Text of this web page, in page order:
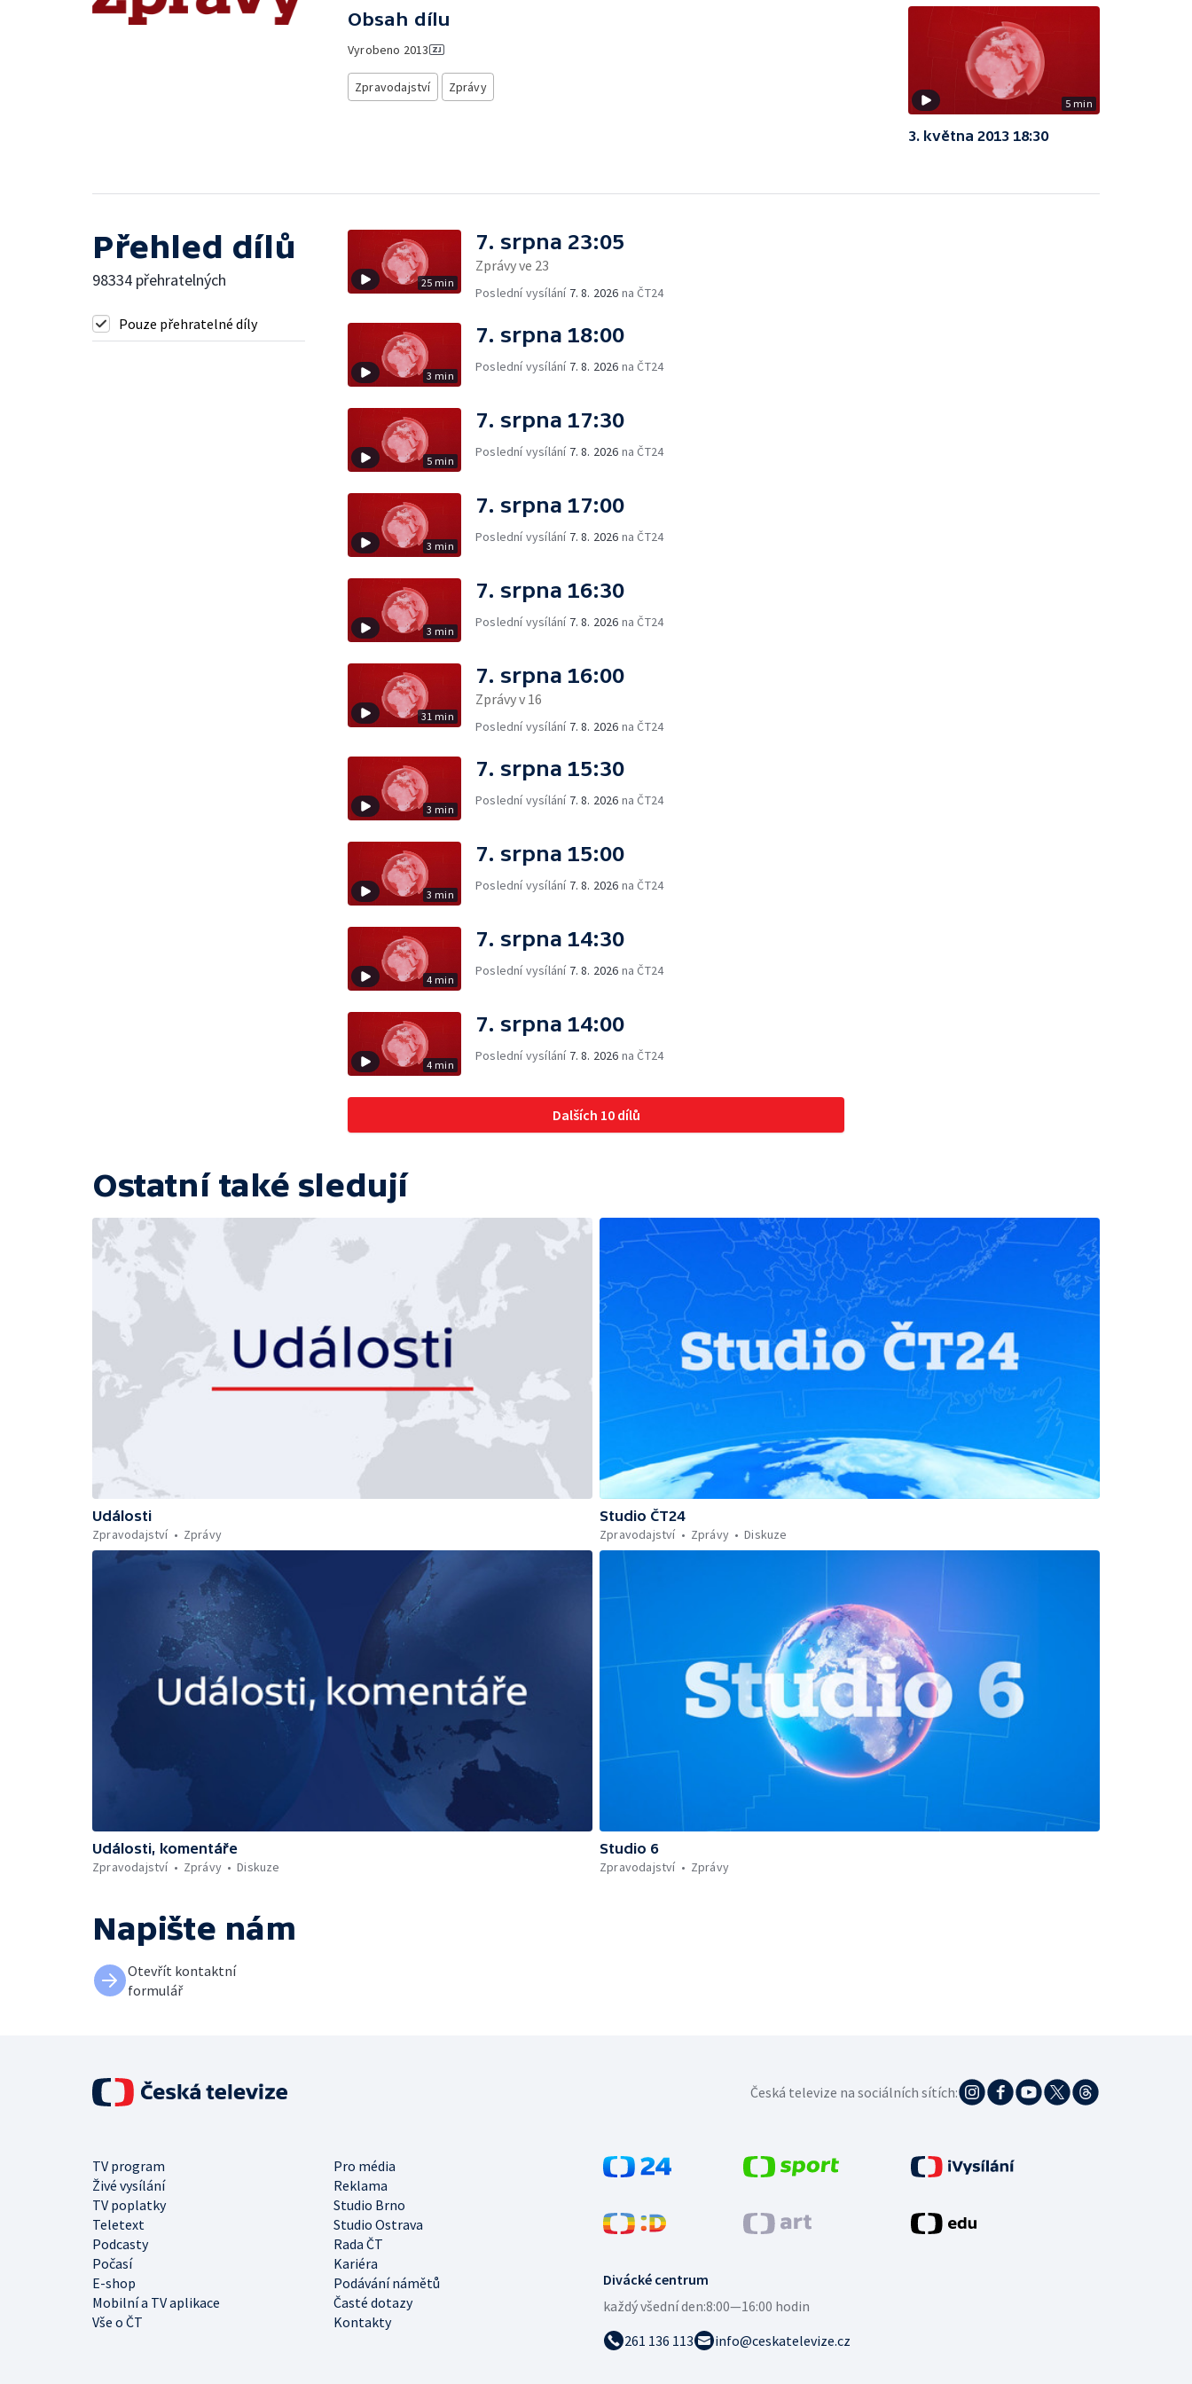
Obsah dílu
Vyrobeno 2013
Zpravodajství Zprávy
5 min
3. května 2013 18:30
Přehled dílů
98334 přehratelných
Pouze přehratelné díly
25 min
7. srpna 23:05
Zprávy ve 23
Poslední vysílání 7. 8. 2026 na ČT24
3 min
7. srpna 18:00
Poslední vysílání 7. 8. 2026 na ČT24
5 min
7. srpna 17:30
Poslední vysílání 7. 8. 2026 na ČT24
3 min
7. srpna 17:00
Poslední vysílání 7. 8. 2026 na ČT24
3 min
7. srpna 16:30
Poslední vysílání 7. 8. 2026 na ČT24
31 min
7. srpna 16:00
Zprávy v 16
Poslední vysílání 7. 8. 2026 na ČT24
3 min
7. srpna 15:30
Poslední vysílání 7. 8. 2026 na ČT24
3 min
7. srpna 15:00
Poslední vysílání 7. 8. 2026 na ČT24
4 min
7. srpna 14:30
Poslední vysílání 7. 8. 2026 na ČT24
4 min
7. srpna 14:00
Poslední vysílání 7. 8. 2026 na ČT24
Dalších 10 dílů
Ostatní také sledují
Události
Zpravodajství
Zprávy
Studio ČT24
Zpravodajství
Zprávy Diskuze
Události, komentáře
Zpravodajství
Zprávy Diskuze
Studio 6
Zpravodajství
Zprávy
Napište nám
Otevřít kontaktní
formulář
Divácké centrum
každý všední den:8:00—16:00 hodin
261 136 113
info@ceskatelevize.cz
TV program
Pro média
Živé vysílání
Reklama
TV poplatky
Studio Brno
Teletext
Studio Ostrava
Podcasty
Rada ČT
Počasí
Kariéra
E-shop
Podávání námětů
Mobilní a TV aplikace
Časté dotazy
Vše o ČT
Kontakty
Česká televize na sociálních sítích: